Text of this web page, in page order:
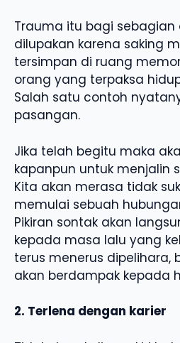
Trauma itu bagi sebagian
dilupakan karena saking
tersimpan di ruang
orang yang terpaksa
Salah satu contoh
pasangan.
Jika telah begitu maka
kapanpun untuk menjalin
Kita akan merasa tidak
memulai sebuah
Pikiran sontak akan
kepada masa lalu yang
terus menerus dipelihara,
akan berdampak kepada
2. Terlena dengan karier